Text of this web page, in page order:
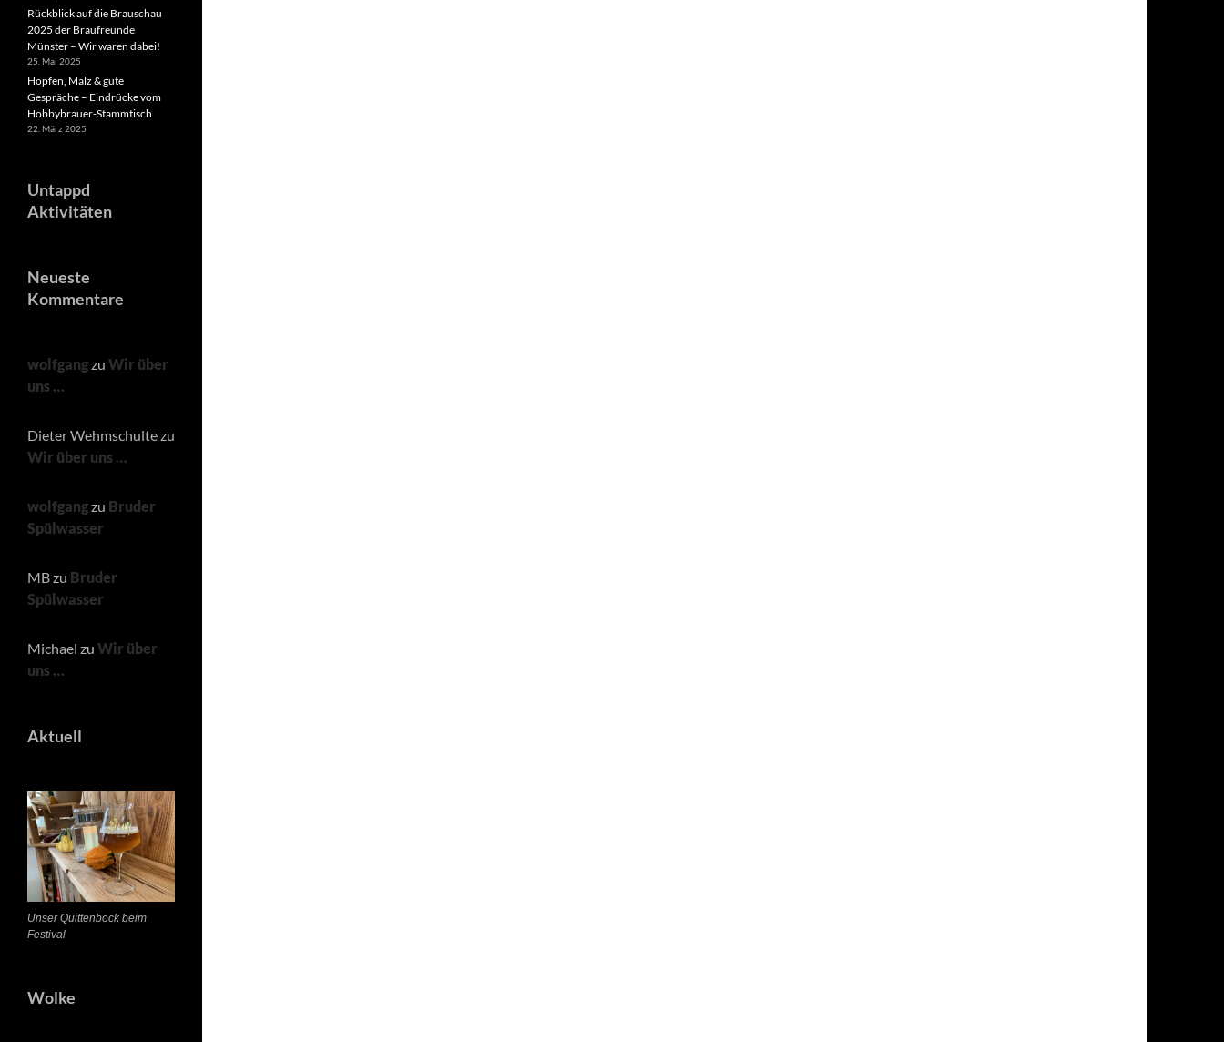
Rückblick auf die Brauschau
2025 der Braufreunde
Münster – Wir waren dabei!
25. Mai 2025
Hopfen, Malz & gute
Gespräche – Eindrücke vom
Hobbybrauer-Stammtisch
22. März 2025
Untappd
Aktivitäten
Neueste
Kommentare
wolfgangzu Wir über
uns …
Dieter Wehmschultezu
Wir über uns …
wolfgangzu Bruder
Spülwasser
MBzu Bruder
Spülwasser
Michael zu Wir über
uns …
Aktuell
Unser Quittenbock beim
Festival
Wolke